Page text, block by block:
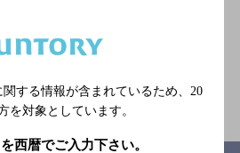
すすめカフェ
関連ページ
する情報が含まれているため、 20
を対象としています。
西暦でご入力下さい。